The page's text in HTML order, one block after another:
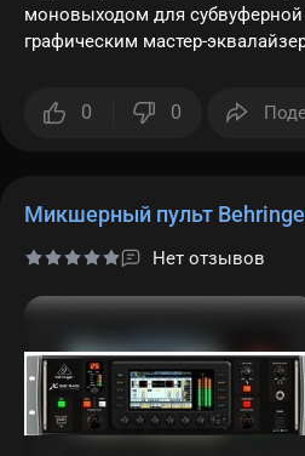
моновыходом для
графическим мастер-
0 0
Микшерный пульт
Нет отзывов